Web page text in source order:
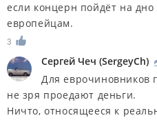
если концерн пойдёт на дно
европейцам.
3
Сергей Чеч (SergeyCh)
Для еврочиновников
не зря проедают деньги.
Ничто, относящееся к